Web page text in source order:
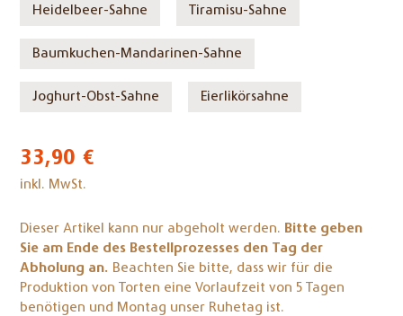
Heidelbeer-Sahne Tiramisu-Sahne
Baumkuchen-Mandarinen-Sahne
Joghurt-Obst-Sahne Eierlikörsahne
33,90 €
inkl. MwSt.
Dieser Artikel kann nur abgeholt werden. Bitte geben
Sie am Ende des Bestellprozesses den Tag der
Abholung an. Beachten Sie bitte, dass wir für die
Produktion von Torten eine Vorlaufzeit von 5 Tagen
benötigen und Montag unser Ruhetag ist.